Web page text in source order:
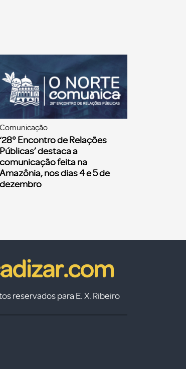
Comunicação
‘28° Encontro de Relações
Públicas’ destaca a
comunicação feita na
Amazônia, nos dias 4 e 5 de
dezembro
reservados para E. X. Ribeiro